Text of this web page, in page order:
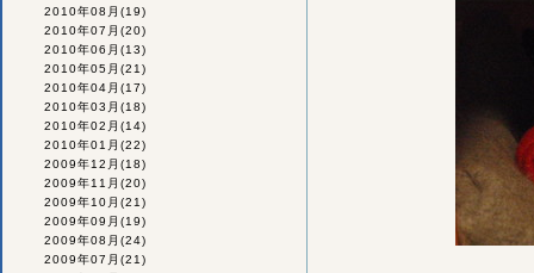
2010年08月 (19)
2010年07月 (20)
2010年06月 (13)
2010年05月 (21)
2010年04月 (17)
2010年03月 (18)
2010年02月 (14)
2010年01月 (22)
2009年12月 (18)
2009年11月 (20)
2009年10月 (21)
2009年09月 (19)
2009年08月 (24)
2009年07月 (21)